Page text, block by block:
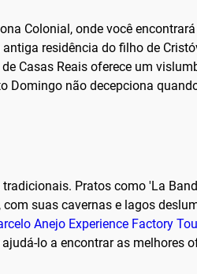
Colonial, onde você
residência do filho de
Casas Reais oferece um
Domingo não decepciona
Pratos como 'La
suas cavernas e lagos
Anejo Experience Factory
lo a encontrar as melhores